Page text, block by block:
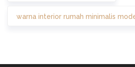
warna interior rumah minimalis